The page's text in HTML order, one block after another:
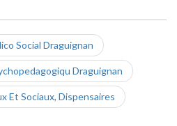
Social Draguignan
Draguignan
Et Sociaux, Dispensaires